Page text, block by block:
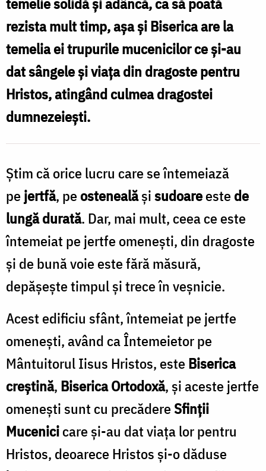
dumnezeiască
Foto:
Magda
Buftea
rezista mult timp, așa și Biserica are la
temelia ei trupurile mucenicilor ce și-au
dat sângele și viața din dragoste pentru
Hristos, atingând culmea dragostei
dumnezeiești.
Știm că orice lucru care se întemeiază
pejertfă, peostenealășisudoareestede
lungă durată. Dar, mai mult, ceea ce este
întemeiat pe jertfe omenești, din dragoste
și de bună voie este fără măsură,
depășește timpul și trece în veșnicie.
Acest edificiu sfânt, întemeiat pe jertfe
omenești, având ca Întemeietor pe
Mântuitorul Iisus Hristos, esteBiserica
creștină, Biserica Ortodoxă, și aceste jertfe
omenești sunt cu precădereSfinții
Mucenicicare și-au dat viața lor pentru
Hristos, deoarece Hristos și-o dăduse